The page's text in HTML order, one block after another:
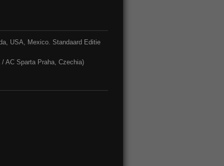
USA, Mexico. Standaard Editie
AC Sparta Praha, Czechia)